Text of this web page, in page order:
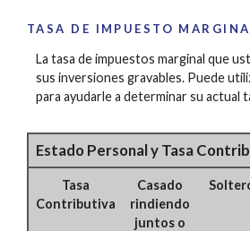
TASA DE IMPUESTO
La tasa de impuestos marginal que
sus inversiones gravables. Puede
para ayudarle a determinar su actual
Estado Personal y Tasa
Tasa
Contributiva
Casado
rindiendo
juntos o